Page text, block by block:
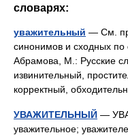
словарях:
уважительный — См.
синонимов и сходных
Абрамова, М.: Русские
извинительный,
корректный,
УВАЖИТЕЛЬНЫЙ —
уважительное;